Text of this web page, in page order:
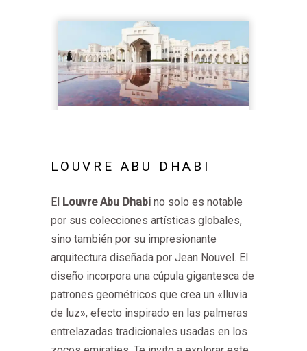
LOUVRE ABU DHABI
El Louvre Abu Dhabi no solo es notable
por sus colecciones artísticas globales,
sino también por su impresionante
arquitectura diseñada por Jean Nouvel. El
diseño incorpora una cúpula gigantesca de
patrones geométricos que crea un «lluvia
de luz», efecto inspirado en las palmeras
entrelazadas tradicionales usadas en los